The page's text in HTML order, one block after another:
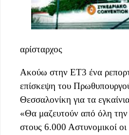
αρίσταρχος
Ακούω στην ΕΤ3 ένα
επίσκεψη του
Θεσσαλονίκη για τα
«Θα μαζευτούν από όλη
στους 6.000 Αστυνομικοί οι